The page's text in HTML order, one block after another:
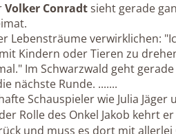
Volker Conradtsieht gerade
Lebensträume verwirklichen:
Kindern oder Tieren zu
Im Schwarzwald geht gerade
nächste Runde. .......
Schauspieler wie Julia Jäger
Rolle des Onkel Jakob kehrt er
und muss es dort mit allerlei